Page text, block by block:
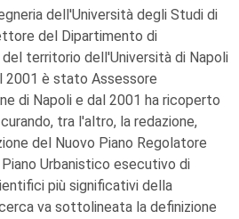
dell'Università degli Studi di
del Dipartimento di
territorio dell'Università di Napoli
2001 è stato Assessore
di Napoli e dal 2001 ha ricoperto
tra l'altro, la redazione,
del Nuovo Piano Regolatore
Urbanistico esecutivo di
più significativi della
va sottolineata la definizione